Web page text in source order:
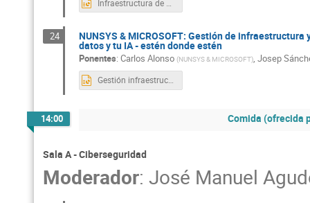
24 NUNSYS & MICROSOFT: Gestión de
datos y tu IA - estén donde estén
Ponentes: Carlos Alonso (NUNSYS & MICROSOFT), Josep
Gestión infraestructuras y soberanía digital.PPTX
14:00 Comida (ofrecida
Sala A - Ciberseguridad
Moderador: José Manuel